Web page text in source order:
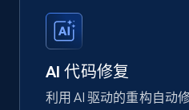
AI 代码修复
利用 AI 驱动的重构自动